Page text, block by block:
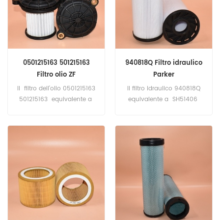
1025, LTM 1035,LTM 1040-
1,LTM 1050-3.1,LTM 1300-6.2
.
0501215163 501215163
Filtro olio ZF
Il filtro dell'olio 0501215163
501215163 equivalente a
apparecchiature DAF, Ford,
940818Q Filtro idraulico
Parker
Il filtro idraulico 940818Q
equivalente a SH51406
HC SIDER.